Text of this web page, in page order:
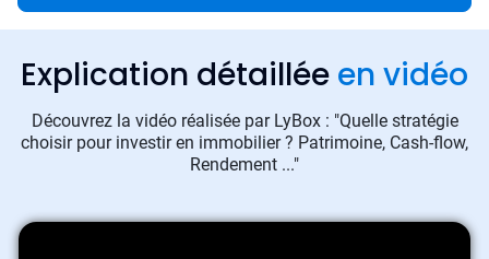
Explication détaillée en vidéo
Découvrez la vidéo réalisée par LyBox : "Quelle stratégie
choisir pour investir en immobilier ? Patrimoine, Cash-flow,
Rendement ..."